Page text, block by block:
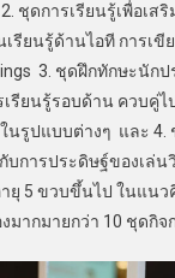
ชุดการเรียนรู้เพื่อเส
เรียนรู้ด้านไอที การเขี
3. ชุดฝึกทักษะนักป
เรียนรู้รอบด้าน ควบคู่
ในรูปแบบต่างๆ และ
บการประดิษฐ์ของเล่น
ยุ 5 ขวบขึ้นไป ในแนว
มากมายกว่า 10 ชุดกิจ